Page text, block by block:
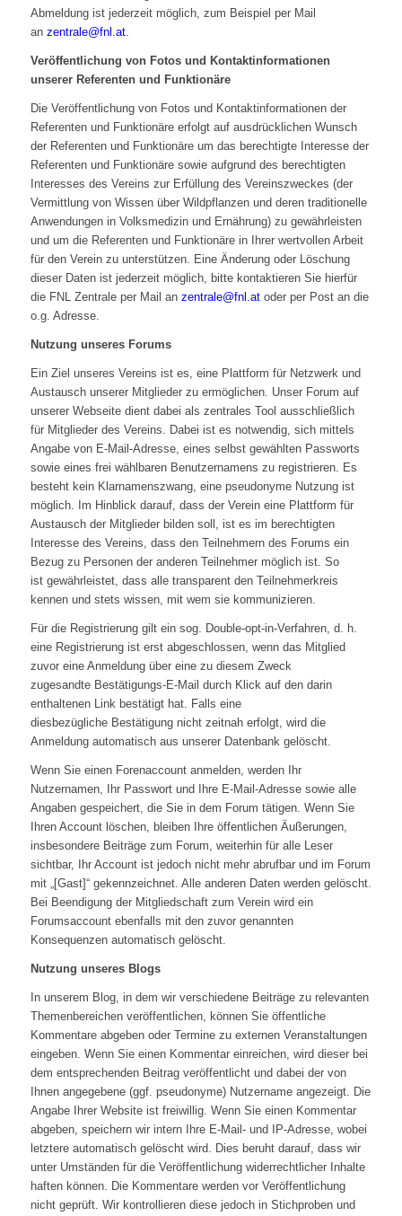
Abmeldung ist jederzeit möglich, zum Beispiel per Mail
an zentrale@fnl.at.
Veröffentlichung von Fotos und Kontaktinformationen
unserer Referenten und Funktionäre
Die Veröffentlichung von Fotos und Kontaktinformationen der
Referenten und Funktionäre erfolgt auf ausdrücklichen Wunsch
der Referenten und Funktionäre um das berechtigte Interesse der
Referenten und Funktionäre sowie aufgrund des berechtigten
Interesses des Vereins zur Erfüllung des Vereinszweckes (der
Vermittlung von Wissen über Wildpflanzen und deren traditionelle
Anwendungen in Volksmedizin und Ernährung) zu gewährleisten
und um die Referenten und Funktionäre in Ihrer wertvollen Arbeit
für den Verein zu unterstützen. Eine Änderung oder Löschung
dieser Daten ist jederzeit möglich, bitte kontaktieren Sie hierfür
die FNL Zentrale per Mail an zentrale@fnl.atoder per Post an die
o.g. Adresse.
Nutzung unseres Forums
Ein Ziel unseres Vereins ist es, eine Plattform für Netzwerk und
Austausch unserer Mitglieder zu ermöglichen. Unser Forum auf
unserer Webseite dient dabei als zentrales Tool ausschließlich
für Mitglieder des Vereins. Dabei ist es notwendig, sich mittels
Angabe von E-Mail-Adresse, eines selbst gewählten Passworts
sowie eines frei wählbaren Benutzernamens zu registrieren. Es
besteht kein Klarnamenszwang, eine pseudonyme Nutzung ist
möglich. Im Hinblick darauf, dass der Verein eine Plattform für
Austausch der Mitglieder bilden soll, ist es im berechtigten
Interesse des Vereins, dass den Teilnehmern des Forums ein
Bezug zu Personen der anderen Teilnehmer möglich ist. So
ist gewährleistet, dass alle transparent den Teilnehmerkreis
kennen und stets wissen, mit wem sie kommunizieren.
Für die Registrierung gilt ein sog. Double-opt-in-Verfahren, d. h.
eine Registrierung ist erst abgeschlossen, wenn das Mitglied
zuvor eine Anmeldung über eine zu diesem Zweck
zugesandte Bestätigungs-E-Mail durch Klick auf den darin
enthaltenen Link bestätigt hat. Falls eine
diesbezügliche Bestätigung nicht zeitnah erfolgt, wird die
Anmeldung automatisch aus unserer Datenbank gelöscht.
Wenn Sie einen Forenaccount anmelden, werden Ihr
Nutzernamen, Ihr Passwort und Ihre E-Mail-Adresse sowie alle
Angaben gespeichert, die Sie in dem Forum tätigen. Wenn Sie
Ihren Account löschen, bleiben Ihre öffentlichen Äußerungen,
insbesondere Beiträge zum Forum, weiterhin für alle Leser
sichtbar, Ihr Account ist jedoch nicht mehr abrufbar und im Forum
mit „[Gast]“ gekennzeichnet. Alle anderen Daten werden gelöscht.
Bei Beendigung der Mitgliedschaft zum Verein wird ein
Forumsaccount ebenfalls mit den zuvor genannten
Konsequenzen automatisch gelöscht.
Nutzung unseres Blogs
In unserem Blog, in dem wir verschiedene Beiträge zu relevanten
Themenbereichen veröffentlichen, können Sie öffentliche
Kommentare abgeben oder Termine zu externen Veranstaltungen
eingeben. Wenn Sie einen Kommentar einreichen, wird dieser bei
dem entsprechenden Beitrag veröffentlicht und dabei der von
Ihnen angegebene (ggf. pseudonyme) Nutzername angezeigt. Die
Angabe Ihrer Website ist freiwillig. Wenn Sie einen Kommentar
abgeben, speichern wir intern Ihre E-Mail- und IP-Adresse, wobei
letztere automatisch gelöscht wird. Dies beruht darauf, dass wir
unter Umständen für die Veröffentlichung widerrechtlicher Inhalte
haften können. Die Kommentare werden vor Veröffentlichung
nicht geprüft. Wir kontrollieren diese jedoch in Stichproben und